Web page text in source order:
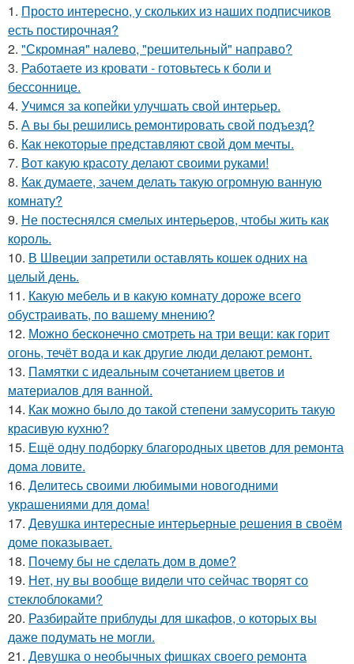
1. Просто интересно, у скольких из наших подписчиков
есть постирочная?
2. "Скромная" налево, "решительный" направо?
3. Работаете из кровати - готовьтесь к боли и
бессоннице.
4. Учимся за копейки улучшать свой интерьер.
5. А вы бы решились ремонтировать свой подъезд?
6. Как некоторые представляют свой дом мечты.
7. Вот какую красоту делают своими руками!
8. Как думаете, зачем делать такую огромную ванную
комнату?
9. Не постеснялся смелых интерьеров, чтобы жить как
король.
10. В Швеции запретили оставлять кошек одних на
целый день.
11. Какую мебель и в какую комнату дороже всего
обустраивать, по вашему мнению?
12. Можно бесконечно смотреть на три вещи: как горит
огонь, течёт вода и как другие люди делают ремонт.
13. Памятки с идеальным сочетанием цветов и
материалов для ванной.
14. Как можно было до такой степени замусорить такую
красивую кухню?
15. Ещё одну подборку благородных цветов для ремонта
дома ловите.
16. Делитесь своими любимыми новогодними
украшениями для дома!
17. Девушка интересные интерьерные решения в своём
доме показывает.
18. Почему бы не сделать дом в доме?
19. Нет, ну вы вообще видели что сейчас творят со
стеклоблоками?
20. Разбирайте приблуды для шкафов, о которых вы
даже подумать не могли.
21. Девушка о необычных фишках своего ремонта